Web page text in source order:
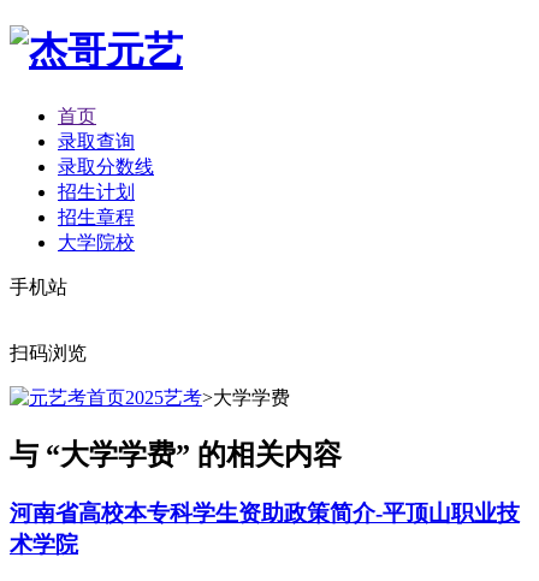
首页
录取查询
录取分数线
招生计划
招生章程
大学院校
手机站
扫码浏览
2025艺考>大学学费
与 “大学学费” 的相关内容
河南省高校本专科学生资助政策简介-平顶山职业技
术学院